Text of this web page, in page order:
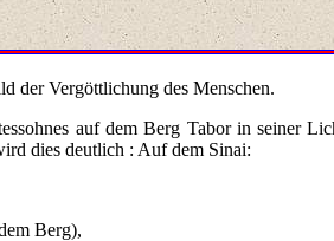
der Vergöttlichung des Menschen.
auf dem Berg Tabor in seiner
dies deutlich : Auf dem Sinai:
Berg),